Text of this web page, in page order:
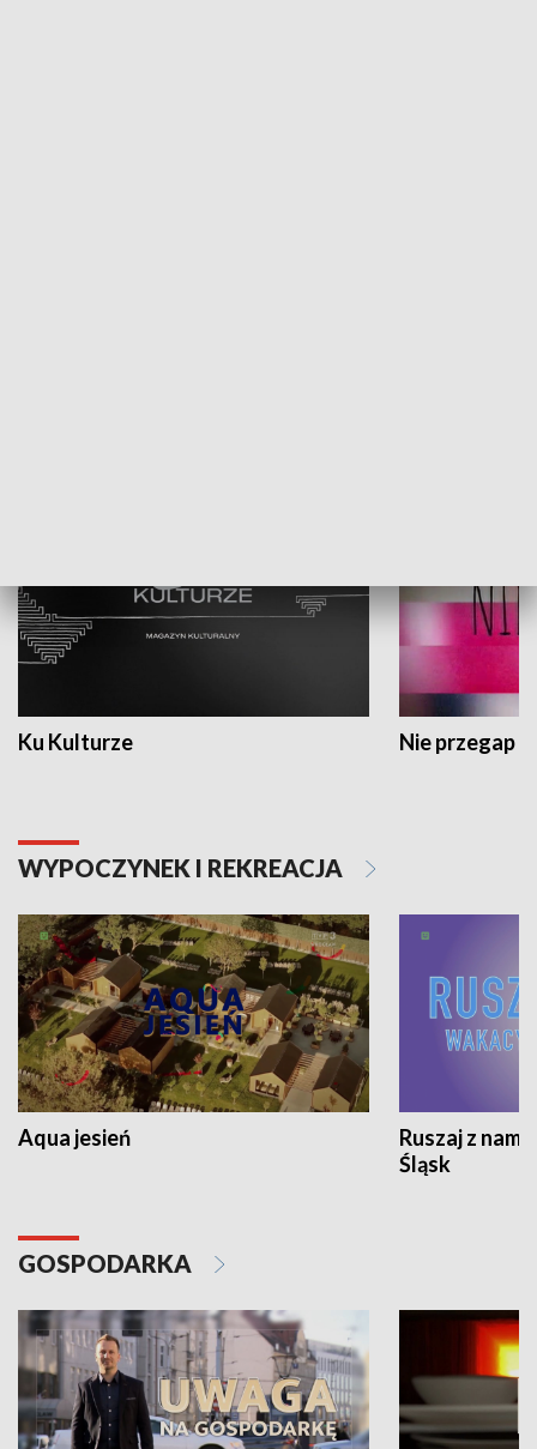
Ku Kulturze Nie przegap
WYPOCZYNEK I REKREACJA
Aqua jesień
Ruszaj z
Śląsk
GOSPODARKA